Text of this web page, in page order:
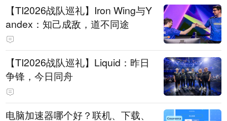
【TI2026战队巡礼】Iron Wing与Y
andex：知己成敌，道不同途
【TI2026战队巡礼】Liquid：昨日
争锋，今日同舟
电脑加速器哪个好？联机、下载、